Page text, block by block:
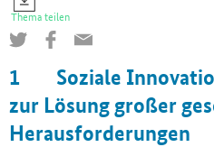
Thema teilen
1
Soziale
zur Lösung großer
Herausforderungen